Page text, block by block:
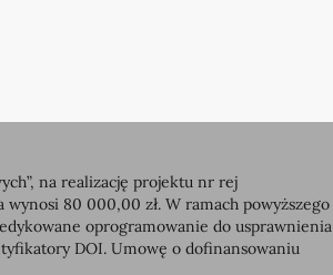
na realizację projektu nr rej
80 000,00 zł. W ramach powyższego
oprogramowanie do usprawnienia
DOI. Umowę o dofinansowaniu